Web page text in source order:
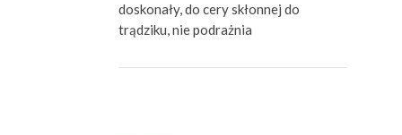
doskonały, do cery skłonnej do
trądziku, nie podrażnia